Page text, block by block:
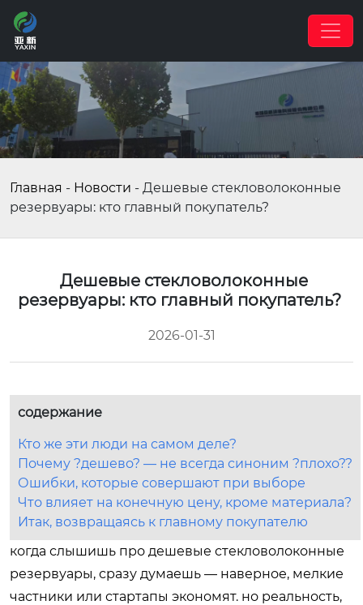
Главная - Новости - Дешевые стекловолоконные
резервуары: кто главный покупатель?
Дешевые стекловолоконные
резервуары: кто главный покупатель?
2026-01-31
содержание
Кто же эти люди на самом деле?
Почему ?дешево? — не всегда синоним ?плохо??
Ошибки, которые совершают при выборе
Что влияет на конечную цену, кроме материала?
Итак, возвращаясь к главному покупателю
когда слышишь про дешевые стекловолоконные
резервуары, сразу думаешь — наверное, мелкие
частники или стартапы экономят. но реальность,